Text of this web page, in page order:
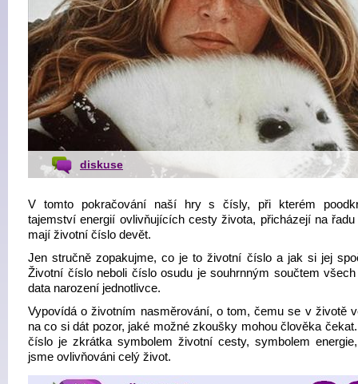
diskuse
V tomto pokračování naší hry s čísly, při kterém
tajemství energií ovlivňujících cesty života, přicházejí na
mají životní číslo devět.
Jen stručně zopakujme, co je to životní číslo a jak si jej
Životní číslo neboli číslo osudu je souhrnným součtem
data narození jednotlivce.
Vypovídá o životním nasměrování, o tom, čemu se v životě
na co si dát pozor, jaké možné zkoušky mohou člověka
číslo je zkrátka symbolem životní cesty, symbolem
jsme ovlivňováni celý život.